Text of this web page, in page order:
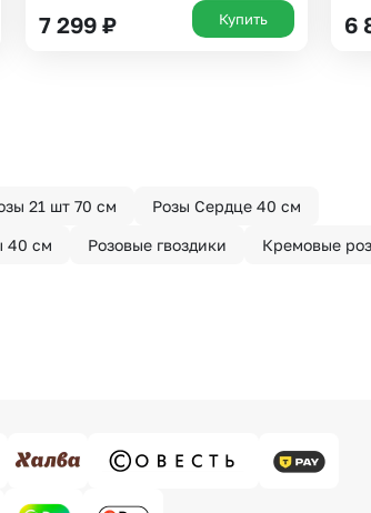
7 299 ₽ Купить 6
21 шт 70 см Розы Сердце 40 см
40 см Розовые гвоздики Кремовые